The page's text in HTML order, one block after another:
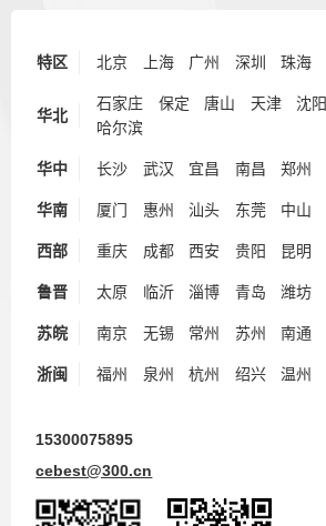
特区 北京 上海 广州 深圳 珠海
华北
石家庄 保定 唐山 天津 沈阳
哈尔滨
华中 长沙 武汉 宜昌 南昌 郑州
华南 厦门 惠州 汕头 东莞 中山
西部 重庆 成都 西安 贵阳 昆明
鲁晋 太原 临沂 淄博 青岛 潍坊
苏皖 南京 无锡 常州 苏州 南通
浙闽 福州 泉州 杭州 绍兴 温州
15300075895
cebest@300.cn